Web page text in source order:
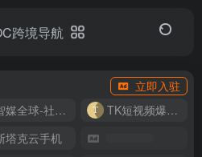
立即入驻
智媒全球-社媒管理平台
TK短视频爆款复刻
塔克云手机